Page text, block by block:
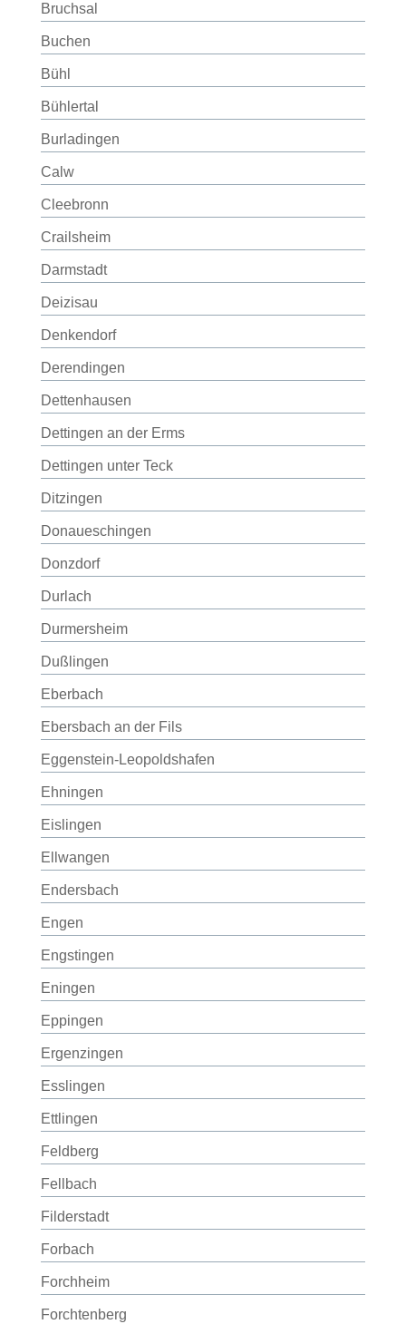
Bruchsal
Buchen
Bühl
Bühlertal
Burladingen
Calw
Cleebronn
Crailsheim
Darmstadt
Deizisau
Denkendorf
Derendingen
Dettenhausen
Dettingen an der Erms
Dettingen unter Teck
Ditzingen
Donaueschingen
Donzdorf
Durlach
Durmersheim
Dußlingen
Eberbach
Ebersbach an der Fils
Eggenstein-Leopoldshafen
Ehningen
Eislingen
Ellwangen
Endersbach
Engen
Engstingen
Eningen
Eppingen
Ergenzingen
Esslingen
Ettlingen
Feldberg
Fellbach
Filderstadt
Forbach
Forchheim
Forchtenberg